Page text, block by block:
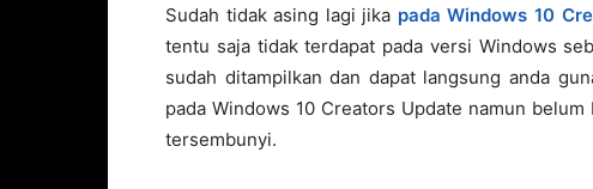
Sudah tidak asing lagi jika pada Windows 10
tentu saja tidak terdapat pada versi Windows
sudah ditampilkan dan dapat langsung anda
pada Windows 10 Creators Update namun
tersembunyi.